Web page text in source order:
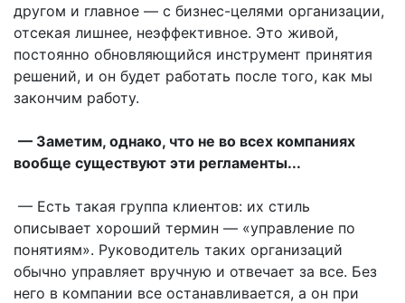
другом и главное — с бизнес-целями организации,
отсекая лишнее, неэффективное. Это живой,
постоянно обновляющийся инструмент принятия
решений, и он будет работать после того, как мы
закончим работу.
— Заметим, однако, что не во всех компаниях
вообще существуют эти регламенты...
— Есть такая группа клиентов: их стиль
описывает хороший термин — «управление по
понятиям». Руководитель таких организаций
обычно управляет вручную и отвечает за все. Без
него в компании все останавливается, а он при